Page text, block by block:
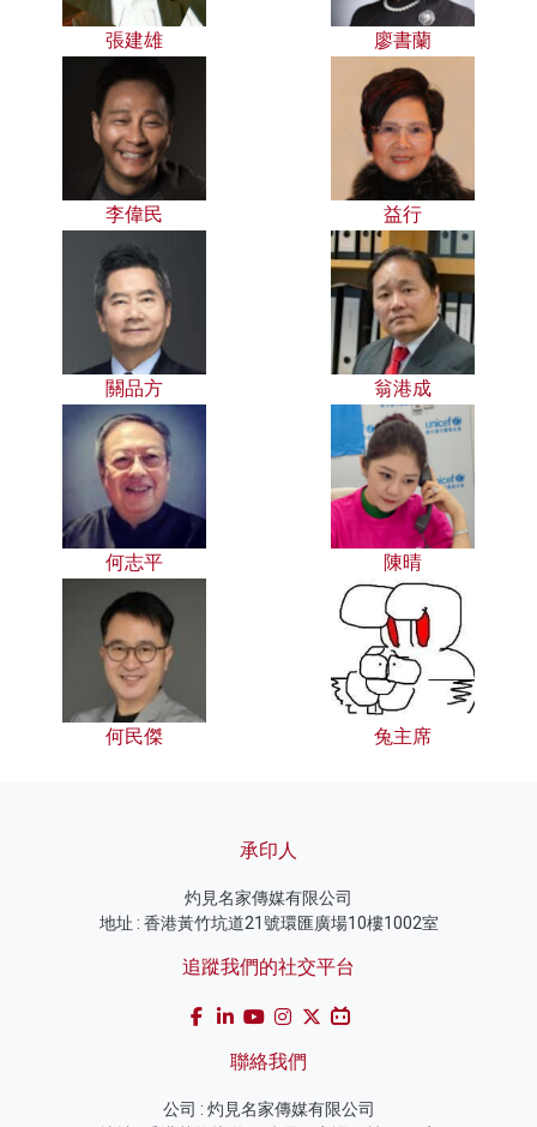
張建雄 廖書蘭
李偉民 益行
關品方 翁港成
何志平 陳晴
何民傑 兔主席
承印人
灼見名家傳媒有限公司
地址 : 香港黃竹坑道21號環匯廣場10樓1002室
追蹤我們的社交平台
聯絡我們
公司 : 灼見名家傳媒有限公司